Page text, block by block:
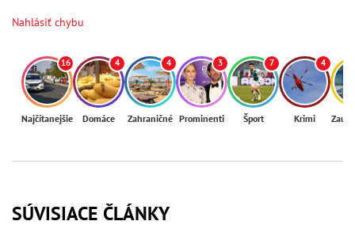
Nahlásiť chybu
16
Najčítanejšie
4
Domáce
4
Zahraničné
3
Prominenti
7
Šport
4
Krimi
SÚVISIACE ČLÁNKY